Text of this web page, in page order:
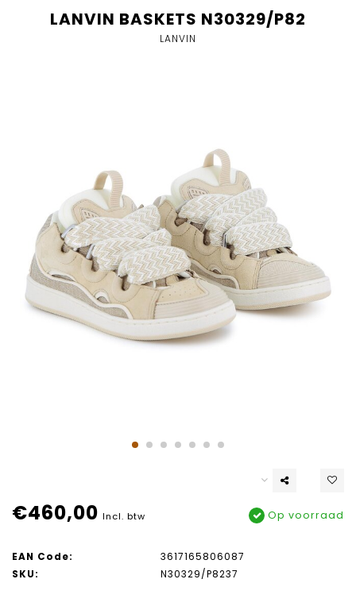
LANVIN BASKETS N30329/P82
LANVIN
€460,00 Incl. btw Op voorraad
EAN Code:
3617165806087
SKU:
N30329/P8237